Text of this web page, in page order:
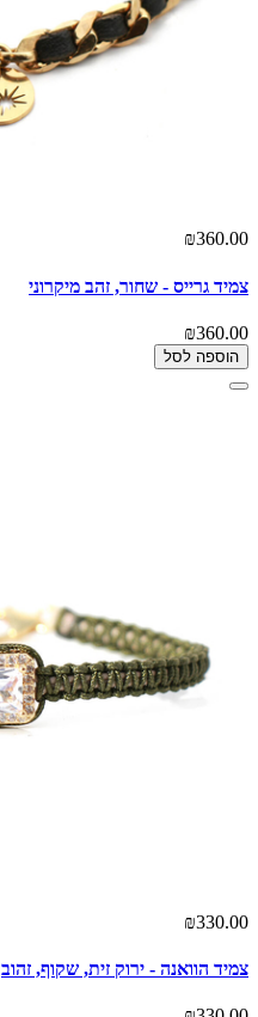
₪360.00
צמיד גרייס - שחור, זהב מיקרוני
₪360.00
הוספה לסל
₪330.00
צמיד הוואנה - ירוק זית, שקוף, זהוב